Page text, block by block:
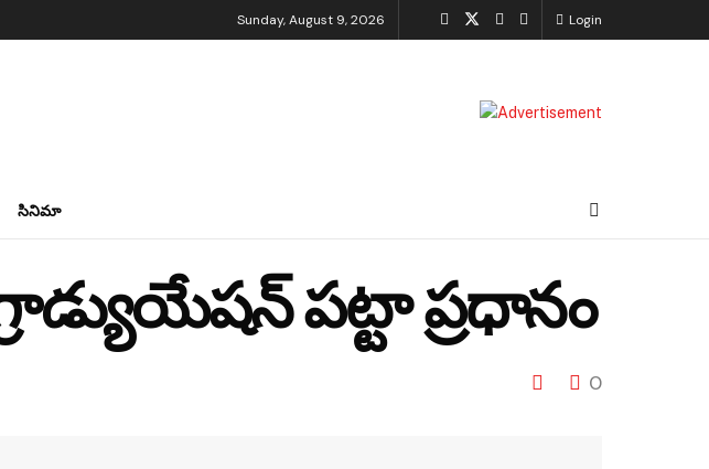
Sunday, August 9, 2026 Login
సినిమా
పట్టా ప్రధానం
0